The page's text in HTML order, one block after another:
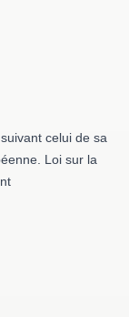
celui de sa
Loi sur la